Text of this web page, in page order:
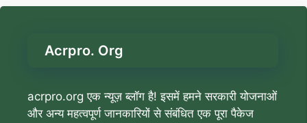
Acrpro. Org
acrpro.org एक न्यूज़ ब्लॉग है! इसमें हमने सरकारी योजनाओं
और अन्य महत्वपूर्ण जानकारियों से संबंधित एक पूरा पैकेज